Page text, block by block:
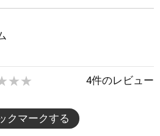
4件のレビュー
クマークする